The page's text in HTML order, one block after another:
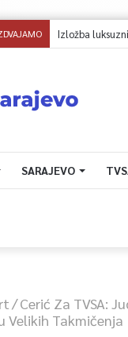
SARAJEVO
/Cerić Za TVSA:
Velikih Takmičenja